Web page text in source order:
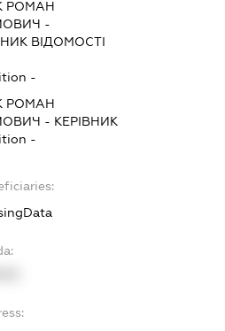
РОМАН
-
ВІДОМОСТІ
-
РОМАН
- КЕРІВНИК
-